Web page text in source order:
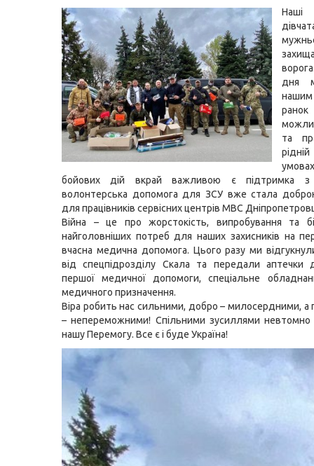
Наші
дня
та
бойових дій вкрай важливою є підтримка
волонтерська допомога для ЗСУ вже стала
для працівників сервісних центрів МВС
Війна – це про жорстокість, випробування та
найголовніших потреб для наших захисників на
вчасна медична допомога. Цього разу ми
від спецпідрозділу Скала та передали аптечки
першої медичної допомоги, спеціальне
медичного призначення.
Віра робить нас сильними, добро – милосердними, а
– непереможними! Спільними зусиллями
нашу Перемогу. Все є і буде Україна!